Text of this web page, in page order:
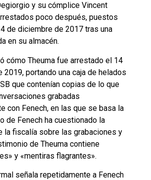
y su cómplice Vincent
poco después, puestos
de diciembre de 2017 tras una
en su almacén.
cómo Theuma fue arrestado el 14
2019, portando una caja de helados
que contenían copias de lo que
grabadas
con Fenech, en las que se basa la
de Fenech ha cuestionado la
la fiscalía sobre las grabaciones y
de Theuma contiene
y «mentiras flagrantes».
señala repetidamente a Fenech